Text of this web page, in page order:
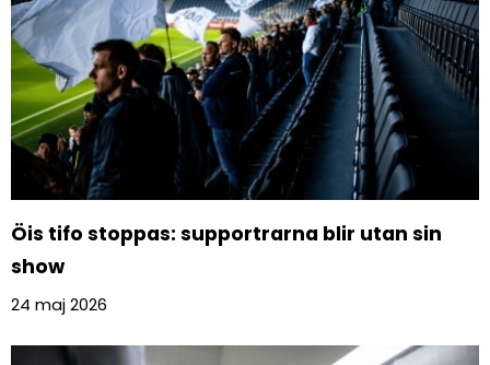
Öis tifo stoppas: supportrarna blir utan sin
show
24 maj 2026